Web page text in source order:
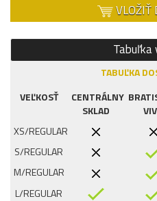
VLOŽIŤ
TABUĽKA
VEĽKOSŤ
CENTRÁLNY
SKLAD
XS/REGULAR
S/REGULAR
M/REGULAR
L/REGULAR